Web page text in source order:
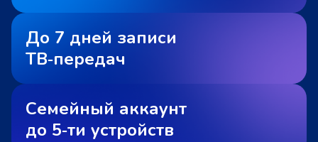
До 7 дней записи
ТВ‑передач
Семейный аккаунт
до 5‑ти устройств